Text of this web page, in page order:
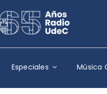
en vivo
Especiales Música